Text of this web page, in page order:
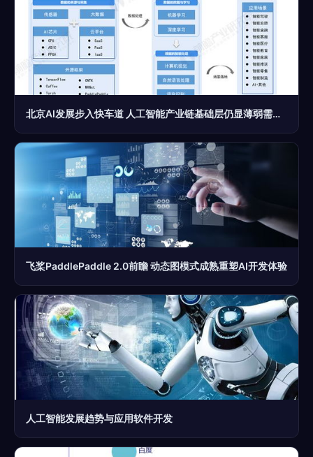
北京AI发展步入快车道 人工智能产业链基础层仍显薄弱需重构升级
飞桨PaddlePaddle 2.0前瞻 动态图模式成熟重塑AI开发体验
人工智能发展趋势与应用软件开发